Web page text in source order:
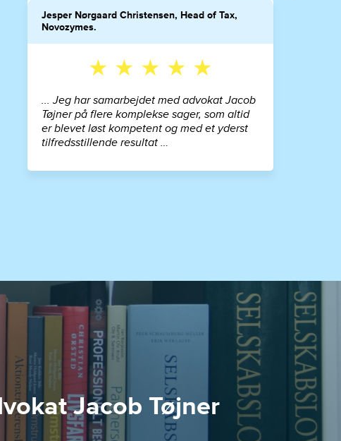
Jesper Nørgaard Christensen, Head of Tax,
Novozymes.
★ ★ ★ ★ ★
... Jeg har samarbejdet med advokat Jacob
Tøjner på flere komplekse sager, som altid
er blevet løst kompetent og med et yderst
tilfredsstillende resultat …
Jacob Tøjner